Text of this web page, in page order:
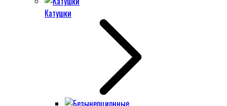
Катушки